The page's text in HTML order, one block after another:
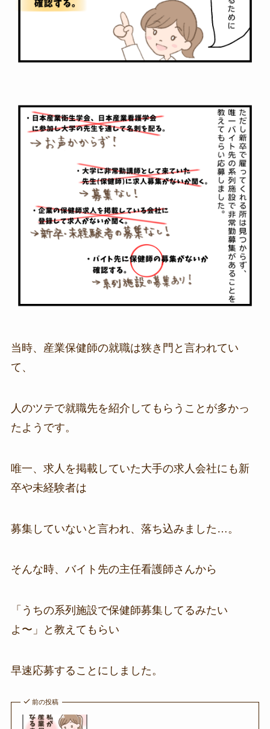
当時、産業保健師の就職は狭き門と言われてい
て、
人のツテで就職先を紹介してもらうことが多かっ
たようです。
唯一、求人を掲載していた大手の求人会社にも新
卒や未経験者は
募集していないと言われ、落ち込みました…。
そんな時、バイト先の主任看護師さんから
「うちの系列施設で保健師募集してるみたい
よ〜」と教えてもらい
早速応募することにしました。
前の投稿